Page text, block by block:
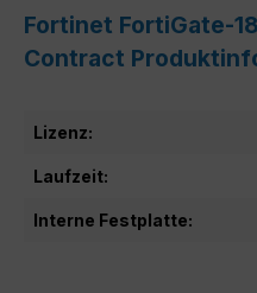
Fortinet FortiGate-
Contract
Lizenz:
Laufzeit:
Interne Festplatte: